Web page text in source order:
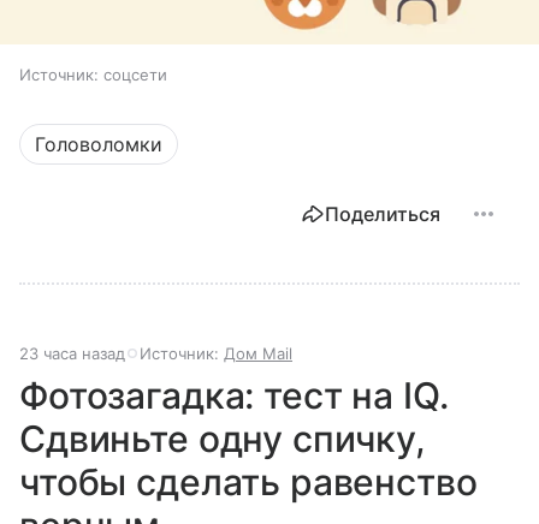
Источник: соцсети
Головоломки
Поделиться
23 часа назад Источник: Дом Mail
Фотозагадка: тест на IQ.
Сдвиньте одну спичку,
чтобы сделать равенство